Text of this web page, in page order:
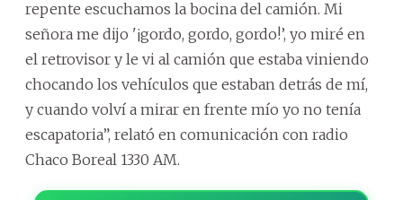
repente escuchamos la bocina del camión. Mi
señora me dijo '¡gordo, gordo, gordo!’, yo miré en
el retrovisor y le vi al camión que estaba viniendo
chocando los vehículos que estaban detrás de mí,
y cuando volví a mirar en frente mío yo no tenía
escapatoria”, relató en comunicación con radio
Chaco Boreal 1330 AM.